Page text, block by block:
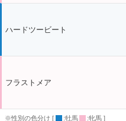
ハードツービート
フラストメア
※性別の色分け [ :牡馬 :牝馬 ]